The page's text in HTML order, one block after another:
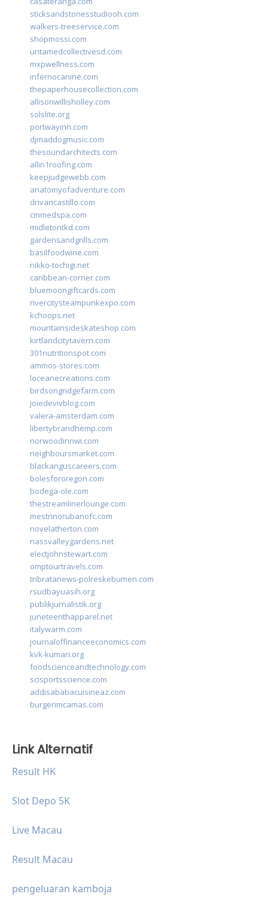
sticksandstonesstudiooh.com
walkers-treeservice.com
shopmossi.com
untamedcollectivesd.com
mxpwellness.com
infernocanine.com
thepaperhousecollection.com
allisonwillisholley.com
solslite.org
portwayinn.com
djmaddogmusic.com
thesoundarchitects.com
allin1roofing.com
keepjudgewebb.com
anatomyofadventure.com
drivancastillo.com
cmmedspa.com
midletontkd.com
gardensandgrills.com
basilfoodwine.com
nikko-tochigi.net
caribbean-corner.com
bluemoongiftcards.com
rivercitysteampunkexpo.com
kchoops.net
mountainsideskateshop.com
kirtlandcitytavern.com
301nutritionspot.com
ammos-stores.com
loceanecreations.com
birdsongridgefarm.com
joiedevivblog.com
valera-amsterdam.com
libertybrandhemp.com
norwoodinnwi.com
neighboursmarket.com
blackanguscareers.com
bolesfororegon.com
bodega-ole.com
thestreamlinerlounge.com
mestrinorubanofc.com
novelatherton.com
nassvalleygardens.net
electjohnstewart.com
omptourtravels.com
tribratanews-polreskebumen.com
rsudbayuasih.org
publikjurnalistik.org
juneteenthapparel.net
italywarm.com
journaloffinanceeconomics.com
kvk-kumari.org
foodscienceandtechnology.com
scisportsscience.com
addisababacuisineaz.com
burgerimcamas.com
Link Alternatif
Result HK
Slot Depo 5K
Live Macau
Result Macau
pengeluaran kamboja